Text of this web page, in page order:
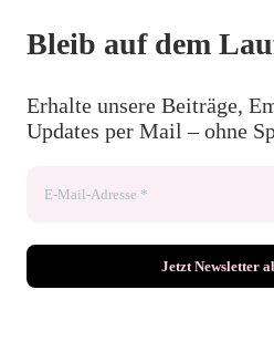
Bleib auf dem
Erhalte unsere Beiträge,
Updates per Mail – ohne